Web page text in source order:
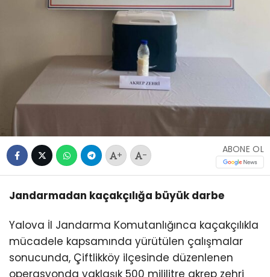
+ -
ABONE OL
Jandarmadan kaçakçılığa büyük darbe
Yalova İl Jandarma Komutanlığınca kaçakçılıkla
mücadele kapsamında yürütülen çalışmalar
sonucunda, Çiftlikköy ilçesinde düzenlenen
operasyonda yaklaşık 500 mililitre akrep zehri